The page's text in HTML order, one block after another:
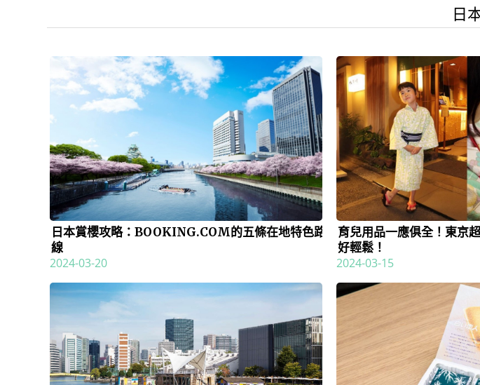
日
日本賞櫻攻略：BOOKING.COM的五條在地特色路
線
2024-03-20
育兒用品一應俱全！東京
好輕鬆！
2024-03-15